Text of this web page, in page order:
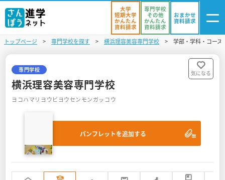
資料リスト
進学イベント
入試・受験入門
大学
短期大学
かんたん
資料請求
専門学校
その他
かんたん
資料請求
おまかせ
資料請求
トップページ 専門学校を探す 横浜理容美容専門学校 学部・学科・コース
専門学校
横浜理容美容専門学校
ヨコハマリヨウビヨウセンモンガッコウ
パンフレットを追加する
気になる